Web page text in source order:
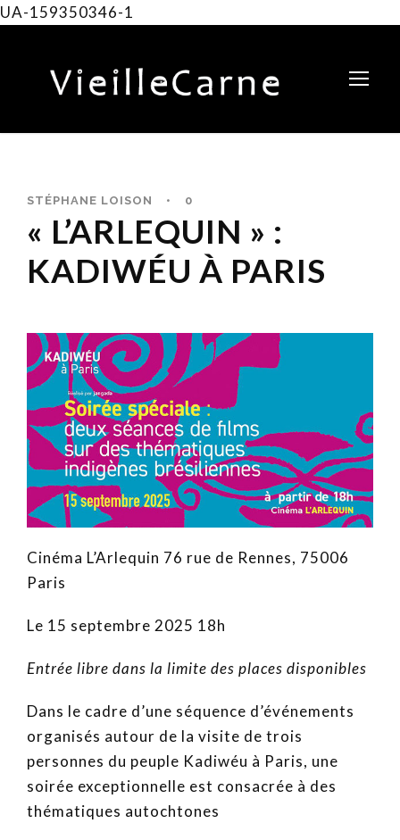
UA-159350346-1
STÉPHANE LOISON • 0
« L’ARLEQUIN » :
KADIWÉU À PARIS
Cinéma L’Arlequin 76 rue de Rennes, 75006
Paris
Le 15 septembre 2025 18h
Entrée libre dans la limite des places disponibles
Dans le cadre d’une séquence d’événements
organisés autour de la visite de trois
personnes du peuple Kadiwéu à Paris, une
soirée exceptionnelle est consacrée à des
thématiques autochtones